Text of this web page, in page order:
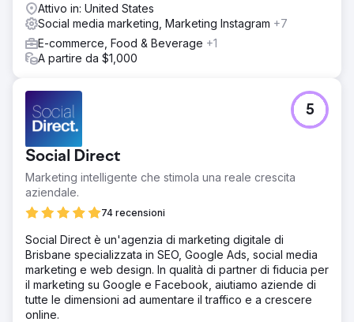
Attivo in: United States
Social media marketing, Marketing Instagram +7
E-commerce, Food & Beverage +1
A partire da $1,000
Social Direct
Marketing intelligente che stimola una reale crescita
aziendale.
74 recensioni
5
Social Direct è un'agenzia di marketing digitale di
Brisbane specializzata in SEO, Google Ads, social media
marketing e web design. In qualità di partner di fiducia per
il marketing su Google e Facebook, aiutiamo aziende di
tutte le dimensioni ad aumentare il traffico e a crescere
online.